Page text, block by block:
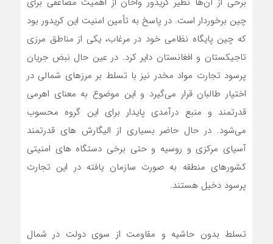
چین برخوردار است. در پاسخ به تأمین امنیت این کریدور بود
که چین پایگاه نظامی خود در مرغاب، یکی از مناطق مرزی
تاجیکستان و افغانستان دایر کرد. در عین حال نبض جریان
پرسود تجارت مواد مخدر نیز با تسلط بر مرزهای شمالی در
اختیار طالبان قرار می‌گیرد و این موضوع به معنای اهرمی
قدرتمند و منبع درآمدی پایدار برای این گروه محسوب
می‌شود. در حال حاضر بسیاری از الیگارش ‌های قدرتمند
آسیای مرکزی و روسیه و حتی برخی دستگاه ‌های امنیتی
کشورهای منطقه به صورت سازمان‌ یافته در این تجارت
پرسود دخیل هستند.
تسلط بدون حاشیه و مقاومت از سوی دولت در شمال